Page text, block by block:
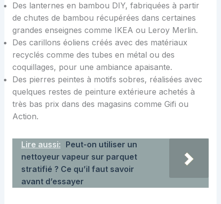
Des lanternes en bambou DIY, fabriquées à partir
de chutes de bambou récupérées dans certaines
grandes enseignes comme IKEA ou Leroy Merlin.
Des carillons éoliens créés avec des matériaux
recyclés comme des tubes en métal ou des
coquillages, pour une ambiance apaisante.
Des pierres peintes à motifs sobres, réalisées avec
quelques restes de peinture extérieure achetés à
très bas prix dans des magasins comme Gifi ou
Action.
Lire aussi: Peut-on utiliser un
nettoyeur vapeur sur parquet
stratifié ? Ce qu’il faut savoir
avant d’essayer